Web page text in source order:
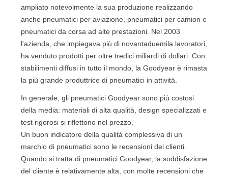
ampliato notevolmente la sua produzione realizzando
anche pneumatici per aviazione, pneumatici per camion e
pneumatici da corsa ad alte prestazioni. Nel 2003
l'azienda, che impiegava più di novantaduemila lavoratori,
ha venduto prodotti per oltre tredici miliardi di dollari. Con
stabilimenti diffusi in tutto il mondo, la Goodyear è rimasta
la più grande produttrice di pneumatici in attività.
In generale, gli pneumatici Goodyear sono più costosi
della media: materiali di alta qualità, design specializzati e
test rigorosi si riflettono nel prezzo.
Un buon indicatore della qualità complessiva di un
marchio di pneumatici sono le recensioni dei clienti.
Quando si tratta di pneumatici Goodyear, la soddisfazione
del cliente è relativamente alta, con molte recensioni che